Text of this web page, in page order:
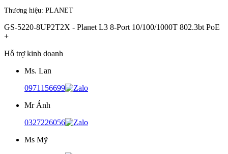
Thương hiệu: PLANET
GS-5220-8UP2T2X - Planet L3 8-Port 10/100/1000T 802.3bt PoE
+
Hỗ trợ kinh doanh
Ms. Lan
0971156699
Mr Ánh
0327226056
Ms Mỹ